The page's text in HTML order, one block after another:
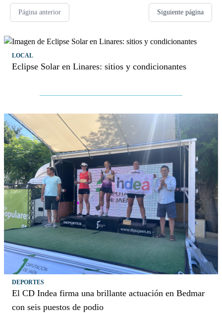
Página anterior Siguiente página
LOCAL
Eclipse Solar en Linares: sitios y condicionantes
DEPORTES
El CD Indea firma una brillante actuación en Bedmar
con seis puestos de podio